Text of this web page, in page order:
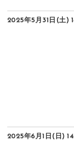
2025年5月31日(土)
2025年6月1日(日)